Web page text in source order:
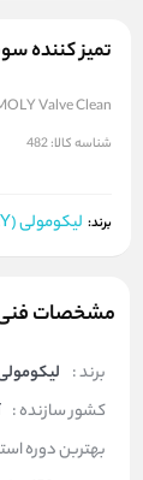
تمیز کننده
Valve Clean
شناسه کالا:482
برند: لیکومولی (LIQUI MOLY)
مشخصات
برند :
کشور سازنده :
بهتربن دوره